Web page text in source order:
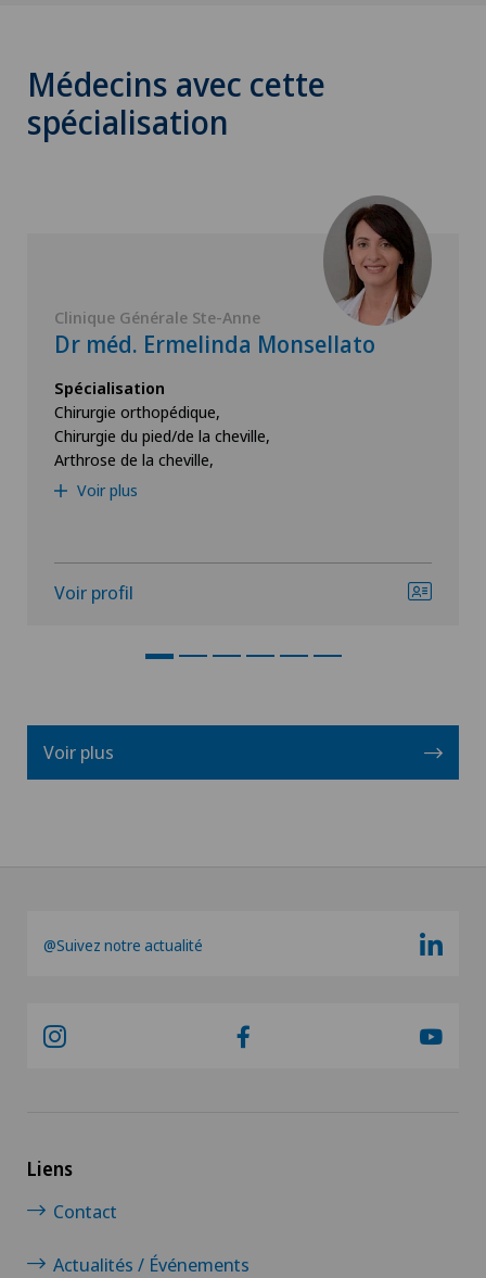
Médecins avec cette
spécialisation
Clinique Générale Ste-Anne
Dr méd. Ermelinda Monsellato
Spécialisation
Chirurgie orthopédique,
Chirurgie du pied/de la cheville,
Arthrose de la cheville,
Voir plus
Voir profil
Voir plus
@Suivez notre actualité
Liens
Contact
Actualités / Événements